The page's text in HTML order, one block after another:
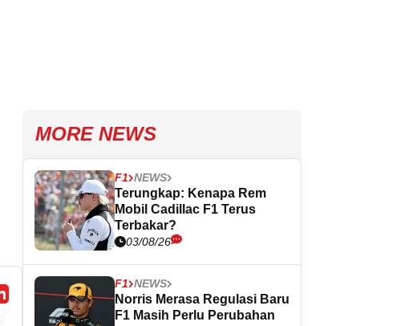
MORE NEWS
F1 NEWS
Terungkap: Kenapa Rem
Mobil Cadillac F1 Terus
Terbakar?
03/08/26
F1 NEWS
Norris Merasa Regulasi Baru
F1 Masih Perlu Perubahan